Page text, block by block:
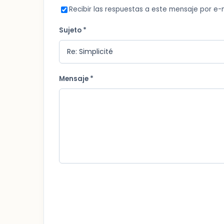
Recibir las respuestas a este mensaje por e-
Sujeto *
Mensaje *